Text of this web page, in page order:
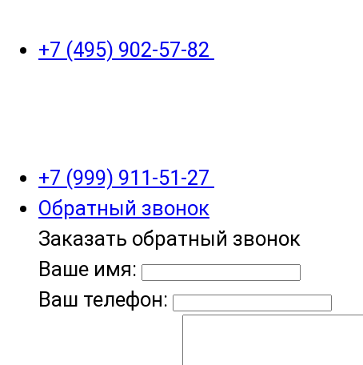
+7 (495) 902-57-82
+7 (999) 911-51-27
Обратный звонок
Заказать обратный звонок
Ваше имя:
Ваш телефон: